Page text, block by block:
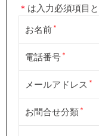
＊ は入力必須項目と
お名前
電話番号
メールアドレス
お問合せ分類